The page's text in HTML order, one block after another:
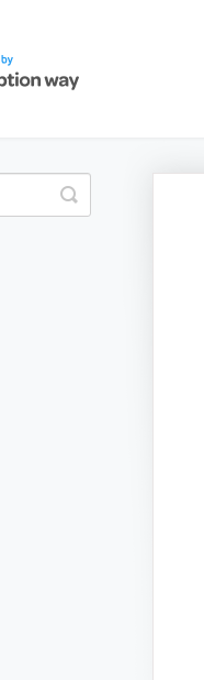
Toggle
Search